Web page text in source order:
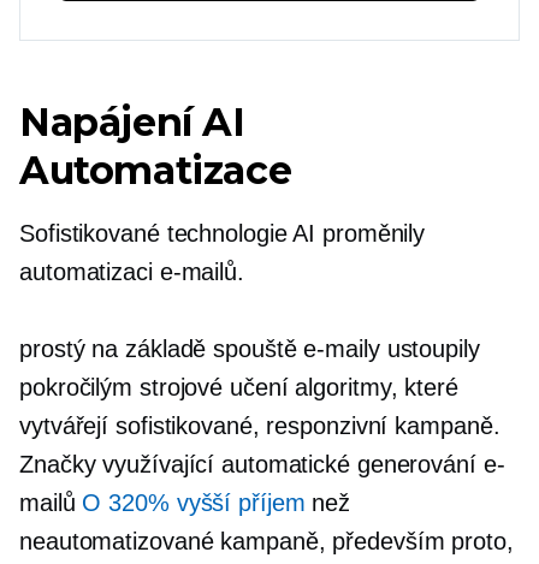
Napájení AI
Automatizace
Sofistikované technologie AI proměnily
automatizaci e-mailů.
prostý na základě spouštěe-maily ustoupily
pokročilým strojové učeníalgoritmy, které
vytvářejí sofistikované, responzivní kampaně.
Značky využívající automatické generování e-
mailů O 320% vyšší příjem než
neautomatizovanékampaně, především proto,